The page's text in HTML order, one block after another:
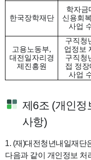
한국장학재단
학자금
신용회
사업
고용노동부,
대전일자리경
제진흥원
구직청
업정보
구직청
접 정장
사업
제6조 (개인정
사항)
1. (재)대전청년내일재단
다음과 같이 개인정보 처